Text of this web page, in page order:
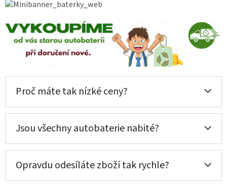
Proč máte tak nízké ceny?
Jsou všechny autobaterie nabité?
Opravdu odesíláte zboží tak rychle?